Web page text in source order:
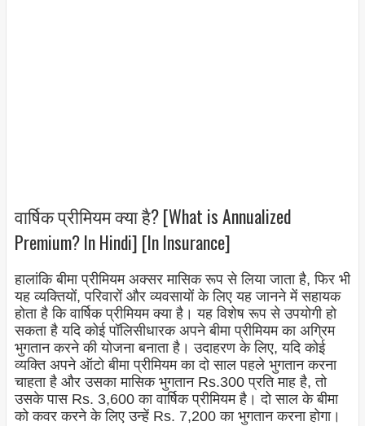
वार्षिक प्रीमियम क्या है? [What is Annualized
Premium? In Hindi] [In Insurance]
हालांकि बीमा प्रीमियम अक्सर मासिक रूप से लिया जाता है, फिर भी
यह व्यक्तियों, परिवारों और व्यवसायों के लिए यह जानने में सहायक
होता है कि वार्षिक प्रीमियम क्या है। यह विशेष रूप से उपयोगी हो
सकता है यदि कोई पॉलिसीधारक अपने बीमा प्रीमियम का अग्रिम
भुगतान करने की योजना बनाता है। उदाहरण के लिए, यदि कोई
व्यक्ति अपने ऑटो बीमा प्रीमियम का दो साल पहले भुगतान करना
चाहता है और उसका मासिक भुगतान Rs.300 प्रति माह है, तो
उसके पास Rs. 3,600 का वार्षिक प्रीमियम है। दो साल के बीमा
को कवर करने के लिए उन्हें Rs. 7,200 का भुगतान करना होगा।